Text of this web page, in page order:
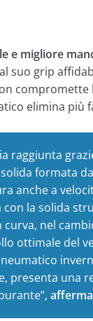
e migliore
suo grip
compromette
elimina più
raggiunta
formata
anche a
la solida
nel
ottimale del
presenta una